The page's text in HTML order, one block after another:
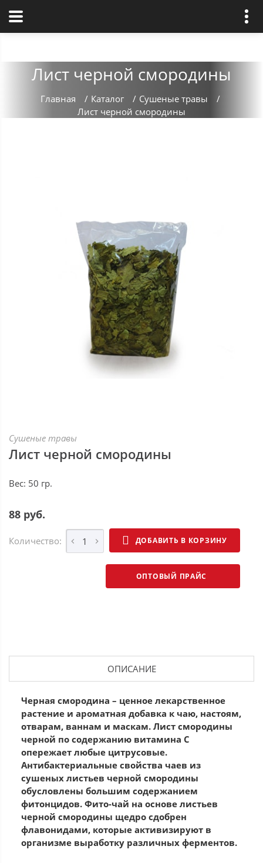
Лист черной смородины
Главная / Каталог / Сушеные травы
/
Лист черной смородины
Сушеные травы
Лист черной смородины
Вес: 50 гр.
88 руб.
Количество: ДОБАВИТЬ В КОРЗИНУ
ОПТОВЫЙ ПРАЙС
ОПИСАНИЕ
Черная смородина – ценное лекарственное
растение и ароматная добавка к чаю, настоям,
отварам, ваннам и маскам. Лист смородины
черной по содержанию витамина С
опережает любые цитрусовые.
Антибактериальные свойства чаев из
сушеных листьев черной смородины
обусловлены большим содержанием
фитонцидов. Фито-чай на основе листьев
черной смородины щедро сдобрен
флавонидами, которые активизируют в
организме выработку различных ферментов.